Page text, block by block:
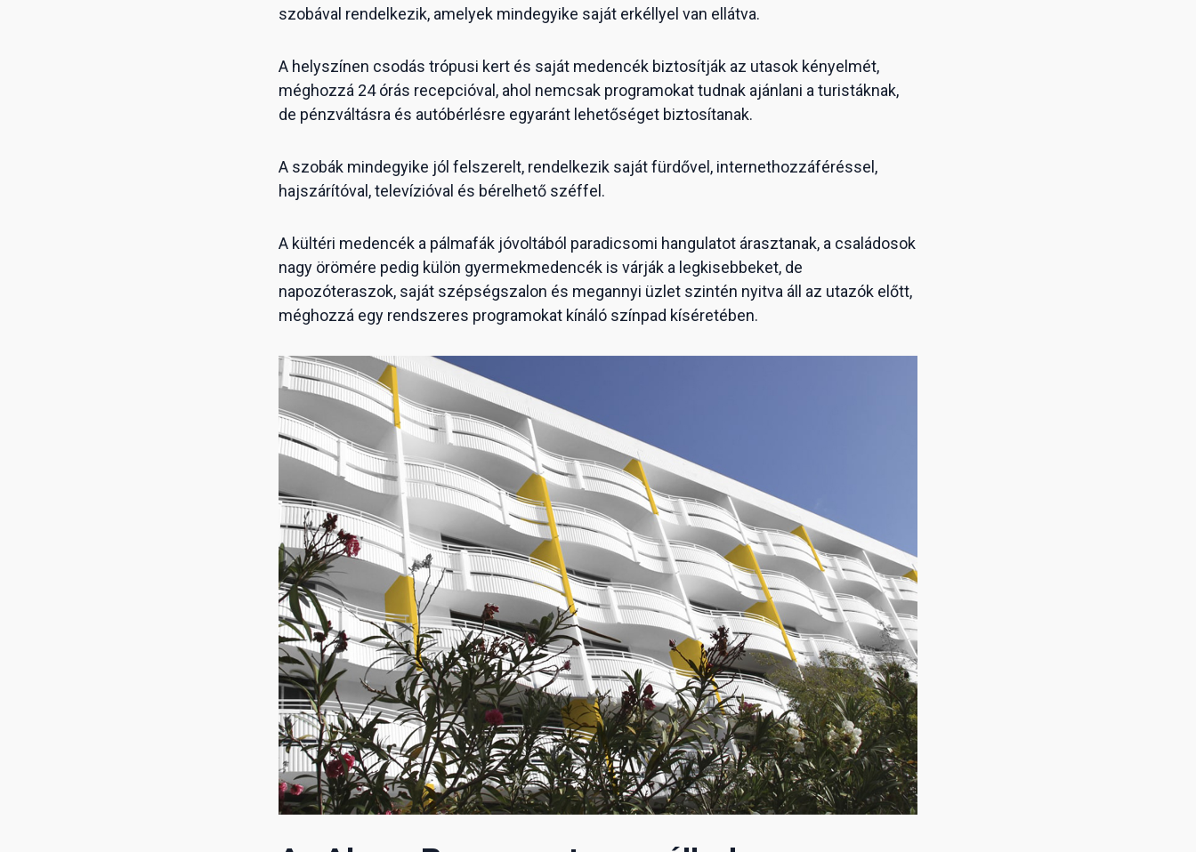
szobával rendelkezik, amelyek mindegyike saját erkéllyel van ellátva.
A helyszínen csodás trópusi kert és saját medencék biztosítják az utasok kényelmét,
méghozzá 24 órás recepcióval, ahol nemcsak programokat tudnak ajánlani a turistáknak,
de pénzváltásra és autóbérlésre egyaránt lehetőséget biztosítanak.
A szobák mindegyike jól felszerelt, rendelkezik saját fürdővel, internethozzáféréssel,
hajszárítóval, televízióval és bérelhető széffel.
A kültéri medencék a pálmafák jóvoltából paradicsomi hangulatot árasztanak, a családosok
nagy örömére pedig külön gyermekmedencék is várják a legkisebbeket, de
napozóteraszok, saját szépségszalon és megannyi üzlet szintén nyitva áll az utazók előtt,
méghozzá egy rendszeres programokat kínáló színpad kíséretében.